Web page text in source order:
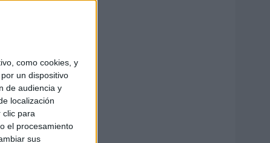
como cookies, y
un dispositivo
de audiencia y
localización
clic para
el procesamiento
sus